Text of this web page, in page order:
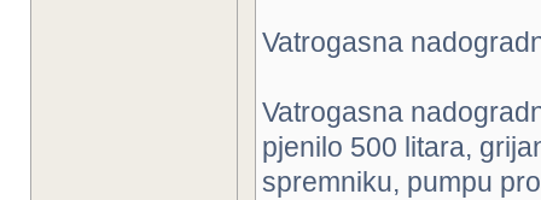
Vatrogasna
Vatrogasna
pjenilo 500 litara,
spremniku, pumpu